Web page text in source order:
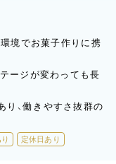
境でお菓子作りに携
ージが変わっても長
り、働きやすさ抜群の
定休日あり